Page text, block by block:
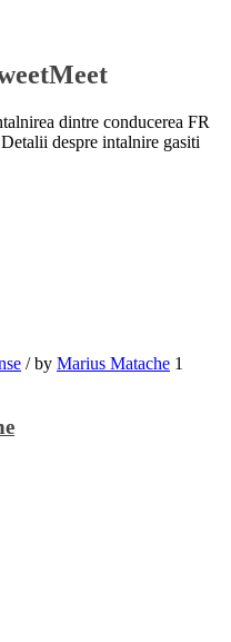
dintre conducerea FR
despre intalnire gasiti
/by Marius Matache 1